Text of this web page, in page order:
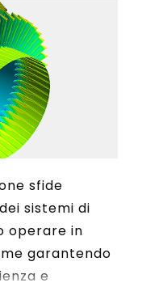
sfide
sistemi di
operare in
garantendo
e